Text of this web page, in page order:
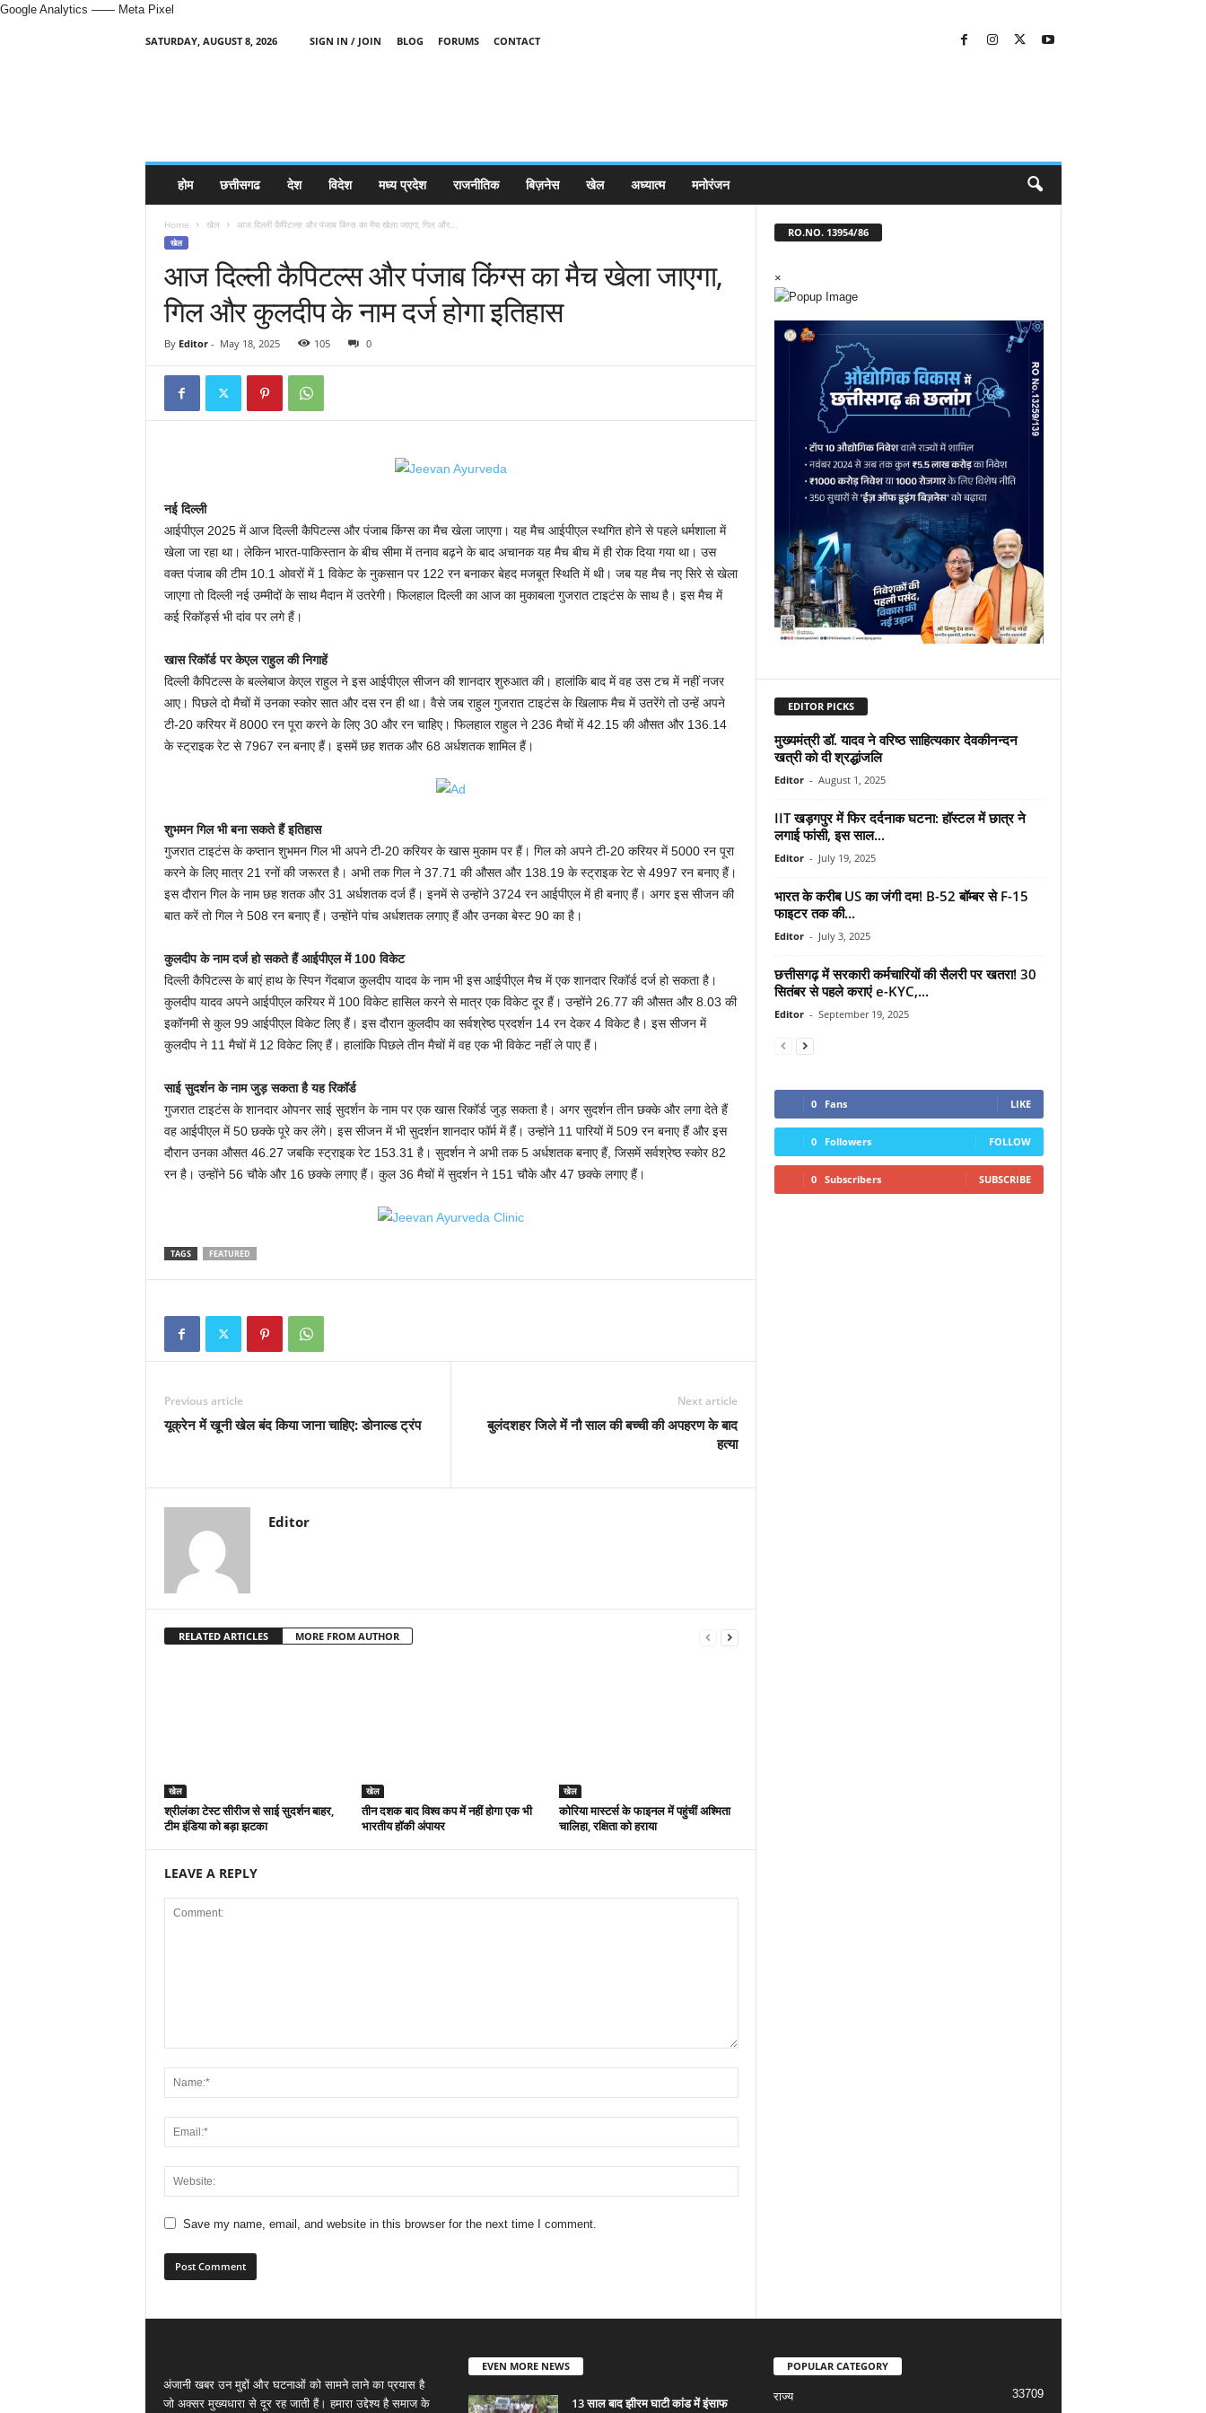
Google Analytics —— Meta Pixel
SATURDAY, AUGUST 8, 2026 SIGN IN / JOIN BLOG FORUMS
CONTACT
होम छत्तीसगढ देश विदेश मध्य प्रदेश राजनीतिक बिज़नेस खेल अध्यात्म मनोरंजन
Home खेल आज दिल्ली कैपिटल्स और पंजाब किंग्स का मैच खेला जाएगा, गिल और...
खेल
आज दिल्ली कैपिटल्स और पंजाब किंग्स का मैच खेला जाएगा,
गिल और कुलदीप के नाम दर्ज होगा इतिहास
By Editor- May 18, 2025 105 0
नई दिल्ली
आईपीएल 2025 में आज दिल्ली कैपिटल्स और पंजाब किंग्स का मैच खेला जाएगा। यह मैच आईपीएल स्थगित होने से पहले धर्मशाला में
खेला जा रहा था। लेकिन भारत-पाकिस्तान के बीच सीमा में तनाव बढ़ने के बाद अचानक यह मैच बीच में ही रोक दिया गया था। उस
वक्त पंजाब की टीम 10.1 ओवरों में 1 विकेट के नुकसान पर 122 रन बनाकर बेहद मजबूत स्थिति में थी। जब यह मैच नए सिरे से खेला
जाएगा तो दिल्ली नई उम्मीदों के साथ मैदान में उतरेगी। फिलहाल दिल्ली का आज का मुकाबला गुजरात टाइटंस के साथ है। इस मैच में
कई रिकॉर्ड्स भी दांव पर लगे हैं।
खास रिकॉर्ड पर केएल राहुल की निगाहें
दिल्ली कैपिटल्स के बल्लेबाज केएल राहुल ने इस आईपीएल सीजन की शानदार शुरुआत की। हालांकि बाद में वह उस टच में नहीं नजर
आए। पिछले दो मैचों में उनका स्कोर सात और दस रन ही था। वैसे जब राहुल गुजरात टाइटंस के खिलाफ मैच में उतरेंगे तो उन्हें अपने
टी-20 करियर में 8000 रन पूरा करने के लिए 30 और रन चाहिए। फिलहाल राहुल ने 236 मैचों में 42.15 की औसत और 136.14
के स्ट्राइक रेट से 7967 रन बनाए हैं। इसमें छह शतक और 68 अर्धशतक शामिल हैं।
शुभमन गिल भी बना सकते हैं इतिहास
गुजरात टाइटंस के कप्तान शुभमन गिल भी अपने टी-20 करियर के खास मुकाम पर हैं। गिल को अपने टी-20 करियर में 5000 रन पूरा
करने के लिए मात्र 21 रनों की जरूरत है। अभी तक गिल ने 37.71 की औसत और 138.19 के स्ट्राइक रेट से 4997 रन बनाए हैं।
इस दौरान गिल के नाम छह शतक और 31 अर्धशतक दर्ज हैं। इनमें से उन्होंने 3724 रन आईपीएल में ही बनाए हैं। अगर इस सीजन की
बात करें तो गिल ने 508 रन बनाए हैं। उन्होंने पांच अर्धशतक लगाए हैं और उनका बेस्ट 90 का है।
कुलदीप के नाम दर्ज हो सकते हैं आईपीएल में 100 विकेट
दिल्ली कैपिटल्स के बाएं हाथ के स्पिन गेंदबाज कुलदीप यादव के नाम भी इस आईपीएल मैच में एक शानदार रिकॉर्ड दर्ज हो सकता है।
कुलदीप यादव अपने आईपीएल करियर में 100 विकेट हासिल करने से मात्र एक विकेट दूर हैं। उन्होंने 26.77 की औसत और 8.03 की
इकॉनमी से कुल 99 आईपीएल विकेट लिए हैं। इस दौरान कुलदीप का सर्वश्रेष्ठ प्रदर्शन 14 रन देकर 4 विकेट है। इस सीजन में
कुलदीप ने 11 मैचों में 12 विकेट लिए हैं। हालांकि पिछले तीन मैचों में वह एक भी विकेट नहीं ले पाए हैं।
साई सुदर्शन के नाम जुड़ सकता है यह रिकॉर्ड
गुजरात टाइटंस के शानदार ओपनर साई सुदर्शन के नाम पर एक खास रिकॉर्ड जुड़ सकता है। अगर सुदर्शन तीन छक्के और लगा देते हैं
वह आईपीएल में 50 छक्के पूरे कर लेंगे। इस सीजन में भी सुदर्शन शानदार फॉर्म में हैं। उन्होंने 11 पारियों में 509 रन बनाए हैं और इस
दौरान उनका औसत 46.27 जबकि स्ट्राइक रेट 153.31 है। सुदर्शन ने अभी तक 5 अर्धशतक बनाए हैं, जिसमें सर्वश्रेष्ठ स्कोर 82
रन है। उन्होंने 56 चौके और 16 छक्के लगाए हैं। कुल 36 मैचों में सुदर्शन ने 151 चौके और 47 छक्के लगाए हैं।
TAGS FEATURED
Previous article
यूक्रेन में खूनी खेल बंद किया जाना चाहिए: डोनाल्ड ट्रंप
Next article
बुलंदशहर जिले में नौ साल की बच्ची की अपहरण के बाद
हत्या
Editor
RELATED ARTICLES MORE FROM AUTHOR
खेल
श्रीलंका टेस्ट सीरीज से साई सुदर्शन बाहर,
टीम इंडिया को बड़ा झटका
खेल
तीन दशक बाद विश्व कप में नहीं होगा एक भी
भारतीय हॉकी अंपायर
खेल
कोरिया मास्टर्स के फाइनल में पहुंचीं अश्मिता
चालिहा, रक्षिता को हराया
LEAVE A REPLY
Save my name, email, and website in this browser for the next time I comment.
RO.NO. 13954/86
×
EDITOR PICKS
मुख्यमंत्री डॉ. यादव ने वरिष्ठ साहित्यकार देवकीनन्दन
खत्री को दी श्रद्धांजलि
Editor - August 1, 2025
IIT खड़गपुर में फिर दर्दनाक घटना: हॉस्टल में छात्र ने
लगाई फांसी, इस साल...
Editor - July 19, 2025
भारत के करीब US का जंगी दम! B-52 बॉम्बर से F-15
फाइटर तक की...
Editor - July 3, 2025
छत्तीसगढ़ में सरकारी कर्मचारियों की सैलरी पर खतरा! 30
सितंबर से पहले कराएं e-KYC,...
Editor - September 19, 2025
0 Fans LIKE
0 Followers FOLLOW
0 Subscribers SUBSCRIBE
अंजानी खबर उन मुद्दों और घटनाओं को सामने लाने का प्रयास है
जो अक्सर मुख्यधारा से दूर रह जाती हैं। हमारा उद्देश्य है समाज के
EVEN MORE NEWS
13 साल बाद झीरम घाटी कांड में इंसाफ
POPULAR CATEGORY
राज्य 33709